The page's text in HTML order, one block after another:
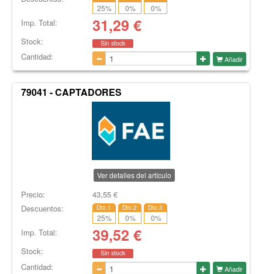
25% 0% 0%
Imp. Total: 31,29 €
Stock: Sin stock
Cantidad: Añadir
79041 - CAPTADORES
Ver detalles del artículo
Precio: 43,55€
Descuentos:
Dto.1
25%
Dto.2
0%
Dto.3
0%
Imp. Total: 39,52 €
Stock: Sin stock
Cantidad: Añadir